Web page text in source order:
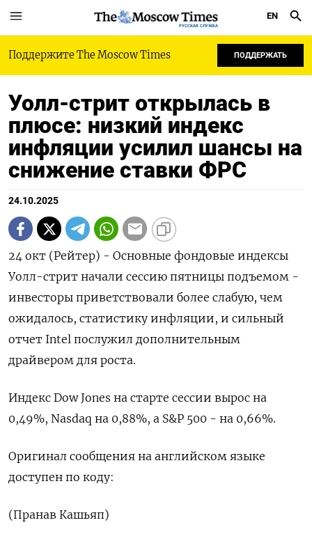
РУССКАЯ СЛУЖБА
EN
Поддержите The Moscow Times ПОДДЕРЖАТЬ
Уолл-стрит открылась в
плюсе: низкий индекс
инфляции усилил шансы на
снижение ставки ФРС
24.10.2025
24 окт (Рейтер) - Основные фондовые индексы
Уолл-стрит начали сессию пятницы подъемом -
инвесторы приветствовали более слабую, чем
ожидалось, статистику инфляции, и сильный
отчет Intel послужил дополнительным
драйвером для роста.
Индекс Dow Jones на старте сессии вырос на
0,49%, Nasdaq на 0,88%, а S&P 500 - на 0,66%.
Оригинал сообщения на английском языке
доступен по коду:
(Пранав Кашьяп)